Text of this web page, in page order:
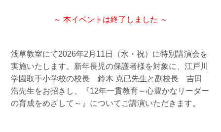
～ 本イベントは終了しました ～
浅草教室にて2026年2月11日（水・祝）に特別講演会を
実施いたします。新年長児の保護者様を対象に、江戸川
学園取手小学校の校長 鈴木 克已先生と副校長 吉田
浩先生をお招きし、『12年一貫教育～心豊かなリーダー
の育成をめざして～』についてご講演いただきます。